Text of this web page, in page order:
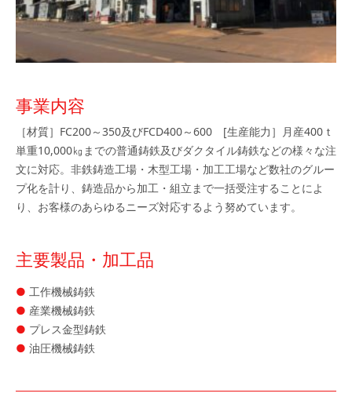
事業内容
［材質］FC200～350及びFCD400～600 [生産能力］月産400ｔ
単重10,000㎏までの普通鋳鉄及びダクタイル鋳鉄などの様々な注
文に対応。非鉄鋳造工場・木型工場・加工工場など数社のグルー
プ化を計り、鋳造品から加工・組立まで一括受注することによ
り、お客様のあらゆるニーズ対応するよう努めています。
主要製品・加工品
工作機械鋳鉄
産業機械鋳鉄
プレス金型鋳鉄
油圧機械鋳鉄